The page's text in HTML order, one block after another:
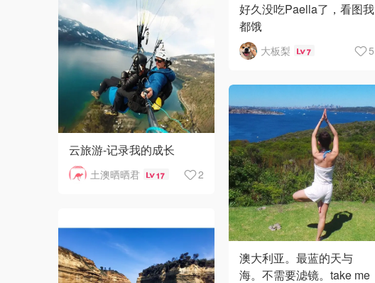
好久没吃Paella了，看图我
都饿
大板梨 7 5
云旅游-记录我的成长
土澳晒晒君 17 2
澳大利亚。最蓝的天与
海。不需要滤镜。take me